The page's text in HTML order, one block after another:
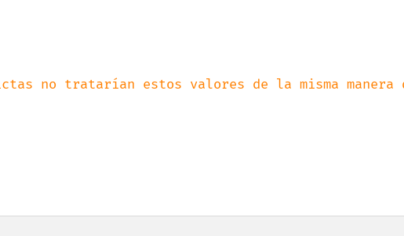
no tratarían estos valores de la misma manera